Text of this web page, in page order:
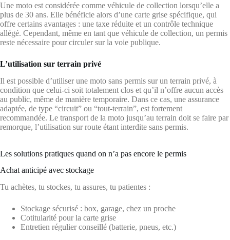
Une moto est considérée comme véhicule de collection lorsqu’elle a
plus de 30 ans. Elle bénéficie alors d’une carte grise spécifique, qui
offre certains avantages : une taxe réduite et un contrôle technique
allégé. Cependant, même en tant que véhicule de collection, un permis
reste nécessaire pour circuler sur la voie publique.
L’utilisation sur terrain privé
Il est possible d’utiliser une moto sans permis sur un terrain privé, à
condition que celui-ci soit totalement clos et qu’il n’offre aucun accès
au public, même de manière temporaire. Dans ce cas, une assurance
adaptée, de type “circuit” ou “tout-terrain”, est fortement
recommandée. Le transport de la moto jusqu’au terrain doit se faire par
remorque, l’utilisation sur route étant interdite sans permis.
Les solutions pratiques quand on n’a pas encore le permis
Achat anticipé avec stockage
Tu achètes, tu stockes, tu assures, tu patientes :
Stockage sécurisé : box, garage, chez un proche
Cotitularité pour la carte grise
Entretien régulier conseillé (batterie, pneus, etc.)